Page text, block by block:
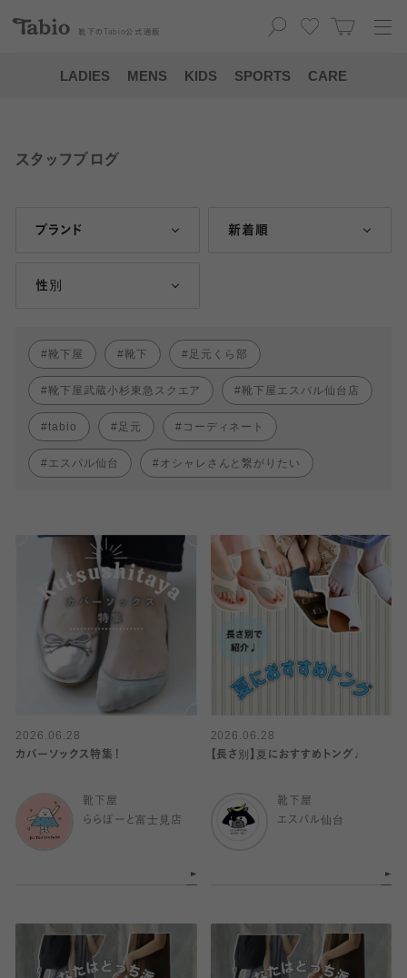
靴下の Tabio 公式通販
LADIES MENS KIDS SPORTS CARE
スタッフブログ
ブランド 新着順
性別
靴下屋 靴下 足元くら部
靴下屋武蔵小杉東急スクエア 靴下屋エスパル仙台店
tabio 足元 コーディネート
エスパル仙台 オシャレさんと繋がりたい
2026.06.28
カバーソックス特集！
靴下屋
ららぽーと富士見店
2026.06.28
【長さ別】夏におすすめトング♩
靴下屋
エスパル仙台